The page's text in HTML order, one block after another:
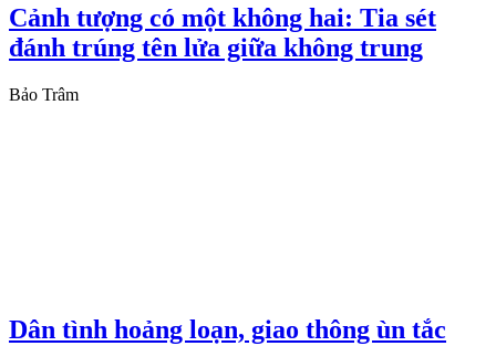
Cảnh tượng có một không hai: Tia sét
đánh trúng tên lửa giữa không trung
Bảo Trâm
Dân tình hoảng loạn, giao thông ùn tắc